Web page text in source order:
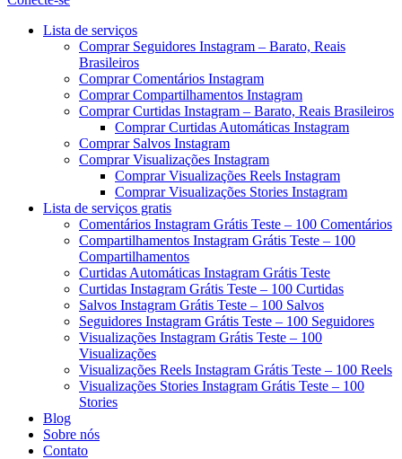
Menu
Lista de serviços
Comprar Seguidores Instagram – Barato, Reais
Brasileiros
Comprar Comentários Instagram
Comprar Compartilhamentos Instagram
Comprar Curtidas Instagram – Barato, Reais Brasileiros
Comprar Curtidas Automáticas Instagram
Comprar Salvos Instagram
Comprar Visualizações Instagram
Comprar Visualizações Reels Instagram
Comprar Visualizações Stories Instagram
Lista de serviços gratis
Comentários Instagram Grátis Teste – 100 Comentários
Compartilhamentos Instagram Grátis Teste – 100
Compartilhamentos
Curtidas Automáticas Instagram Grátis Teste
Curtidas Instagram Grátis Teste – 100 Curtidas
Salvos Instagram Grátis Teste – 100 Salvos
Seguidores Instagram Grátis Teste – 100 Seguidores
Visualizações Instagram Grátis Teste – 100
Visualizações
Visualizações Reels Instagram Grátis Teste – 100 Reels
Visualizações Stories Instagram Grátis Teste – 100
Stories
Blog
Sobre nós
Contato